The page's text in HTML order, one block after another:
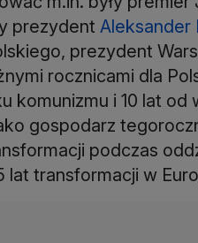
prezydent Aleksander
prezydent
rocznicami dla
komunizmu i 10 lat
gospodarz
podczas
lat transformacji w